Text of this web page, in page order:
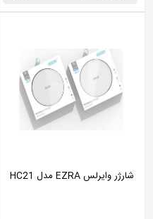
شارژر وایرلس EZRA مدل HC21